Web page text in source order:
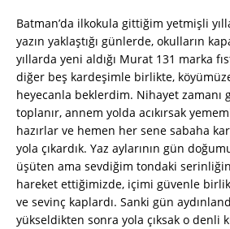
Batman’da ilkokula gittiğim yetmişli
yazın yaklaştığı günlerde, okulların
yıllarda yeni aldığı Murat 131 marka
diğer beş kardeşimle birlikte,
heyecanla beklerdim. Nihayet zamanı
toplanır, annem yolda acıkırsak
hazırlar ve hemen her sene sabaha
yola çıkardık. Yaz aylarının gün
üşüten ama sevdiğim tondaki
hareket ettiğimizde, içimi güvenle
ve sevinç kaplardı. Sanki gün
yükseldikten sonra yola çıksak o denli